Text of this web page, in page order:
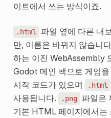
이트에서 쓰는 방식이죠.
.html 파일 옆에 다른 내
만, 이름은 바뀌지 않습니
하는 이진 WebAssembly
Godot 메인 팩으로 게임
시작 코드가 있으며
.html
사용됩니다.
.png 파일은
기본 HTML 페이지에서는